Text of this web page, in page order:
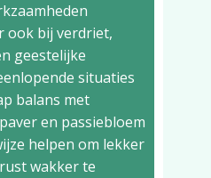
ook bij verdriet,
geestelijke
situaties
balans met
en passiebloem
helpen om lekker
wakker te